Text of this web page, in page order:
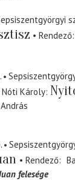
Rendező
Nóti Károly
Rendező
felesége